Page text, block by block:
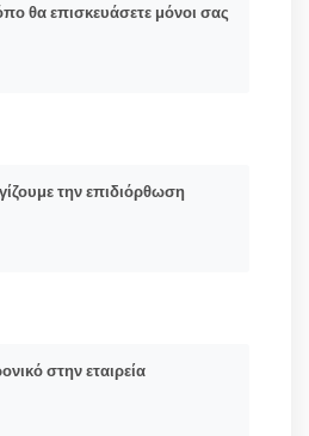
θα επισκευάσετε μόνοι σας
την επιδιόρθωση
στην εταιρεία